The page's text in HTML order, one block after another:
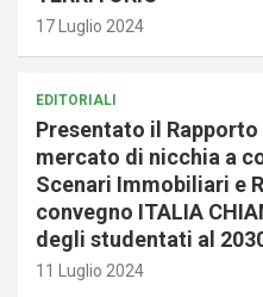
17 Luglio 2024
EDITORIALI
Presentato il
mercato di nicchia a
Scenari Immobiliari e
convegno ITALIA
degli studentati al
11 Luglio 2024